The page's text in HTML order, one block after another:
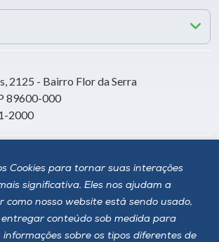
Cookies para tornar suas interações
significativa. Eles nos ajudam a
como nosso website está sendo usado,
entregar conteúdo sob medida para
informações sobre os tipos diferentes de
2125 - Bairro Flor da Serra
89600-000
2000